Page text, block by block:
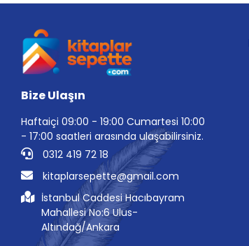
Bize Ulaşın
Haftaiçi 09:00 - 19:00 Cumartesi 10:00
- 17:00 saatleri arasında ulaşabilirsiniz.
0312 419 72 18
kitaplarsepette@gmail.com
İstanbul Caddesi Hacıbayram
Mahallesi No:6 Ulus-
Altındağ/Ankara